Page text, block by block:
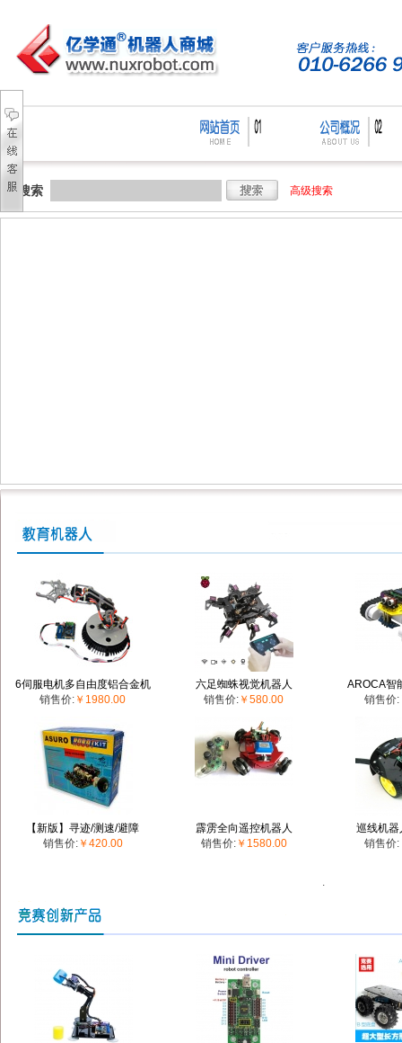
搜索 高级搜索
6伺服电机多自由度铝合金机
械手
销售价: ￥1980.00
六足蜘蛛视觉机器人
销售价: ￥580.00
AROCA智
销售价:
【新版】寻迹/测速/避障
ASURO智能车(散件)
销售价: ￥420.00
霹雳全向遥控机器人
销售价: ￥1580.00
巡线机器
销售价:
.